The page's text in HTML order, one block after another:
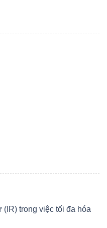
(IR) trong việc tối đa hóa